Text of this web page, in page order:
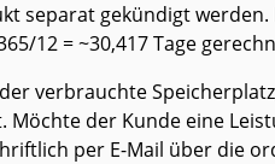
separat gekündigt
12 = ~30,417 Tage
verbrauchte
der Kunde eine
per E-Mail über die